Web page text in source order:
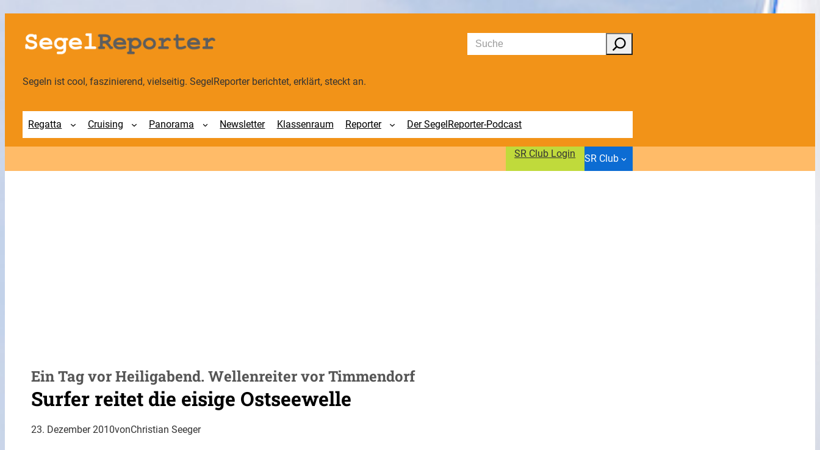
Zum
Inhalt
springen
Suchen
Segeln ist cool, faszinierend, vielseitig. SegelReporter berichtet, erklärt, steckt an.
Regatta Cruising Panorama Newsletter Klassenraum Reporter Der SegelReporter-Podcast
SR Club Login SR Club
Ein Tag vor Heiligabend. Wellenreiter vor Timmendorf
Surfer reitet die eisige Ostseewelle
23. Dezember 2010vonChristian Seeger